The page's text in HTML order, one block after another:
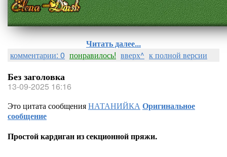
Читать далее...
комментарии: 0 понравилось! вверх^ к полной версии
Без заголовка
13-09-2025 16:16
Это цитата сообщенияНАТАНИЙКАОригинальное
сообщение
Простой кардиган из секционной пряжи.